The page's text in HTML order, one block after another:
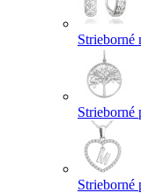
Strieborné
Strieborné
Strieborné